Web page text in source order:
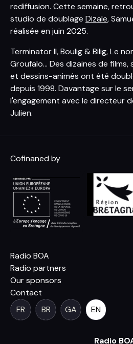
rediffusion. Cette semaine,
studio de doublage Dizale,
réalisée en juin 2025.
Terminator II, Boulig & Bilig, Le
Groufalo... Des dizaines de
et dessins-animés ont été
depuis 1998. Davantage sur le
l'engagement avec le directeur
Julien.
Cofinaned by
Radio BOA
Radio partners
Our sponsors
Contact
FR
BR GA EN
Radio